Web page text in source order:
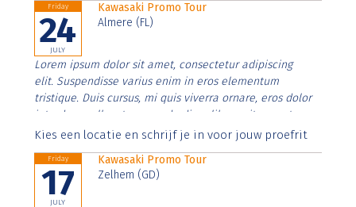
Friday
24
JULY
Kawasaki Promo Tour
Almere (FL)
Lorem ipsum dolor sit amet, consectetur adipiscing
elit. Suspendisse varius enim in eros elementum
tristique. Duis cursus, mi quis viverra ornare, eros dolor
interdum nulla, ut commodo diam libero vitae erat.
Aenean faucibus nibh et justo cursus id rutrum lorem
Kies een locatie en schrijf je in voor jouw proefrit
Friday
17
JULY
Kawasaki Promo Tour
Zelhem (GD)